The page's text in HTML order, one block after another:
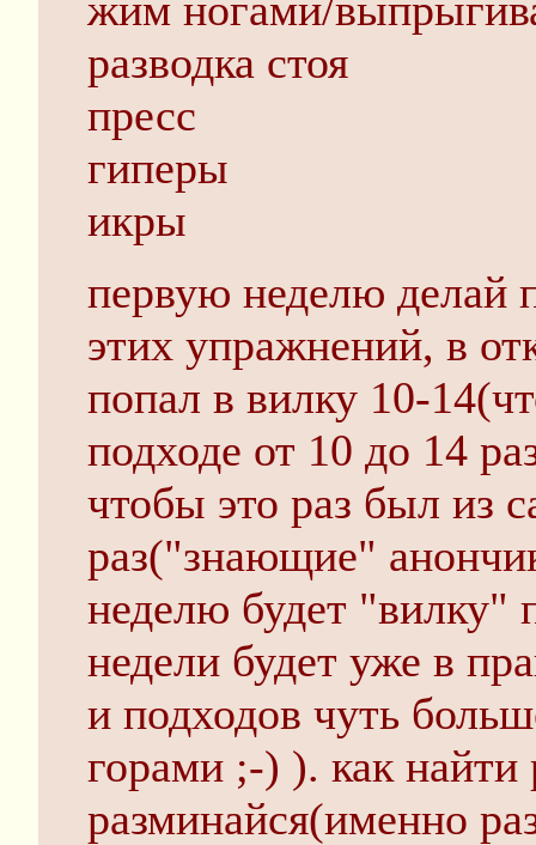
разводка стоя
пресс
гиперы
икры
первую неделю делай
этих упражнений, в
попал в вилку 10-
подходе от 10 до 14
чтобы это раз был из
раз("знающие"
неделю будет "вилку"
недели будет уже в
и подходов чуть
горами ;-) ). как найти
разминайся(именно